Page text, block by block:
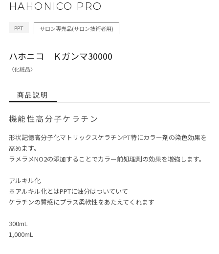
HAHONICO PRO
PPT サロン専売品(サロン技術者用)
ハホニコ Ｋガンマ30000
〈化粧品〉
商品説明
機能性高分子ケラチン
形状記憶高分子化マトリックスケラチンPT特にカラー剤の染色効果を
高めます。
ラメラメNO2の添加することでカラー前処理剤の効果を増強します。
アルキル化
※アルキル化とはPPTに油分はついていて
ケラチンの質感にプラス柔軟性をあたえてくれます
300mL
1,000mL